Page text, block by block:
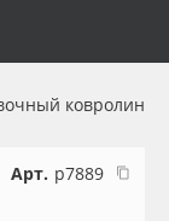
ковролин
Арт. р7889